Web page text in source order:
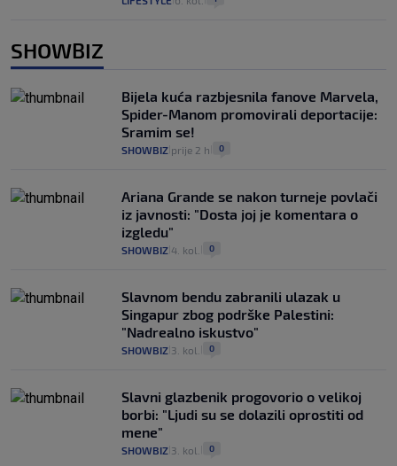
SHOWBIZ
Bijela kuća razbjesnila fanove Marvela,
Spider-Manom promovirali deportacije:
Sramim se!
SHOWBIZ prije 2 h 0
Ariana Grande se nakon turneje povlači
iz javnosti: "Dosta joj je komentara o
izgledu"
SHOWBIZ 4. kol. 0
Slavnom bendu zabranili ulazak u
Singapur zbog podrške Palestini:
"Nadrealno iskustvo"
SHOWBIZ 3. kol. 0
Slavni glazbenik progovorio o velikoj
borbi: "Ljudi su se dolazili oprostiti od
mene"
SHOWBIZ 3. kol. 0